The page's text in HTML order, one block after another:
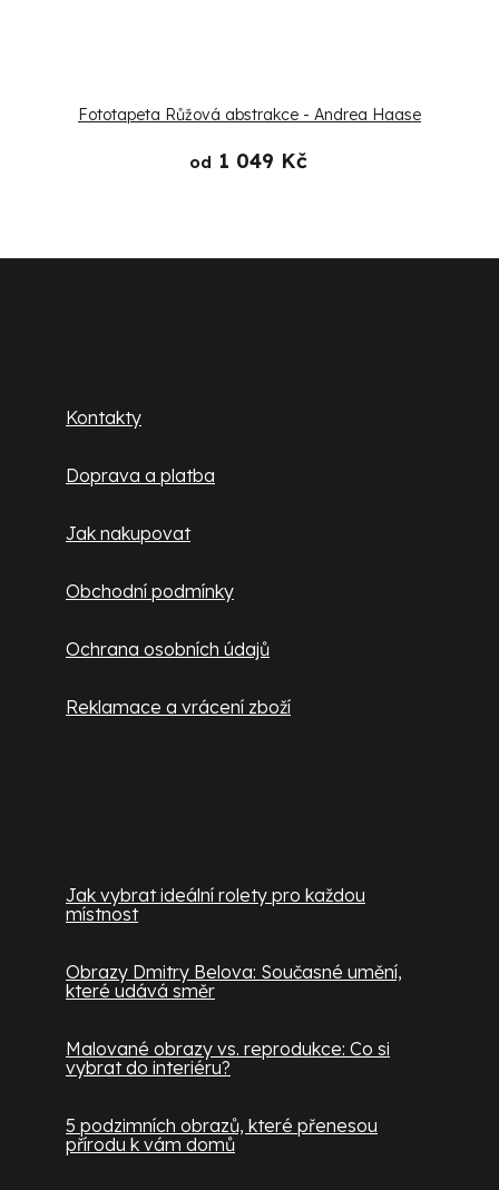
Fototapeta Růžová abstrakce - Andrea Haase
od 1 049 Kč
Kontakty
Doprava a platba
Jak nakupovat
Obchodní podmínky
Ochrana osobních údajů
Reklamace a vrácení zboží
Jak vybrat ideální rolety pro každou
místnost
Obrazy Dmitry Belova: Současné umění,
které udává směr
Malované obrazy vs. reprodukce: Co si
vybrat do interiéru?
5 podzimních obrazů, které přenesou
přírodu k vám domů